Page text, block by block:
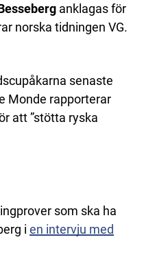
anklagas för
norska tidningen VG.
senaste
Monde rapporterar
att ”stötta ryska
som ska ha
i en intervju med